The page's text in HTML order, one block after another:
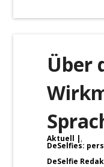
Über
Aktuell ,
DeSelfies:
DeSelfie